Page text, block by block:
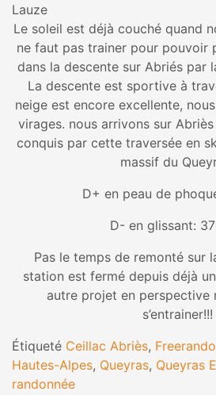
Lauze
Le soleil est déjà couché quand
ne faut pas trainer pour pouvoir
dans la descente sur Abriés par
La descente est sportive à
neige est encore excellente,
virages. nous arrivons sur
conquis par cette traversée en
massif du
D+ en peau de
D- en glissant:
Pas le temps de remonté sur
station est fermé depuis déjà
autre projet en perspective
s’entrainer!!!
Étiqueté Ceillac Abriès,
Hautes-Alpes, Queyras, Queyras
randonnée